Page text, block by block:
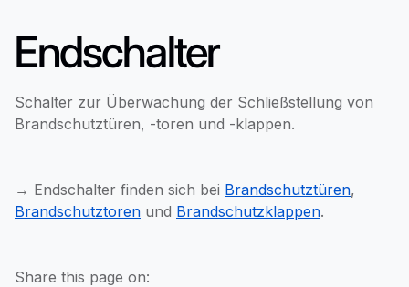
Endschalter
Schalter zur Überwachung der Schließstellung von
Brandschutztüren, -toren und -klappen.
→ Endschalter finden sich bei Brandschutztüren,
Brandschutztoren und Brandschutzklappen.
Share this page on: